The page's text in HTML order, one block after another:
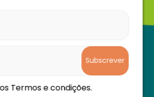
Subscrever
Termos e condições.